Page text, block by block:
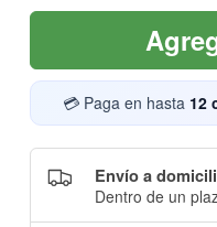
💳 Paga en hasta 12
Envío a
Dentro de un